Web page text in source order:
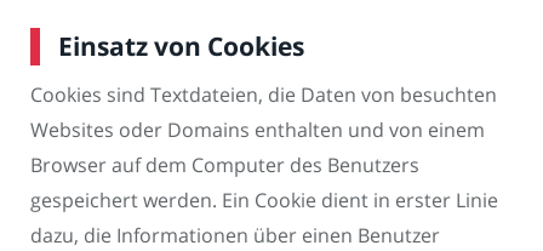
Einsatz von Cookies
Cookies sind Textdateien, die Daten von besuchten
Websites oder Domains enthalten und von einem
Browser auf dem Computer des Benutzers
gespeichert werden. Ein Cookie dient in erster Linie
dazu, die Informationen über einen Benutzer